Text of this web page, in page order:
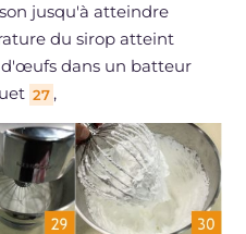
jusqu'à atteindre
du sirop atteint
d'œufs dans un batteur
27 ,